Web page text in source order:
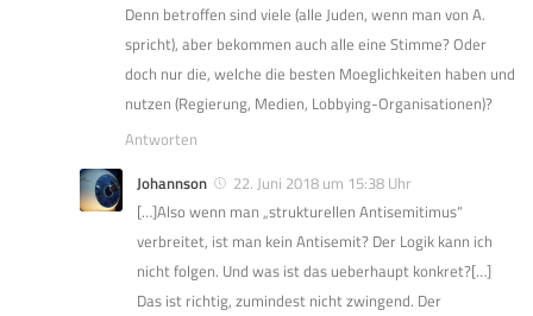
Denn betroffen sind viele (alle Juden, wenn man von A.
spricht), aber bekommen auch alle eine Stimme? Oder
doch nur die, welche die besten Moeglichkeiten haben und
nutzen (Regierung, Medien, Lobbying-Organisationen)?
Antworten
Johannson
22. Juni 2018 um 15:38 Uhr
[…]Also wenn man „strukturellen Antisemitimus“
verbreitet, ist man kein Antisemit? Der Logik kann ich
nicht folgen. Und was ist das ueberhaupt konkret?[…]
Das ist richtig, zumindest nicht zwingend. Der